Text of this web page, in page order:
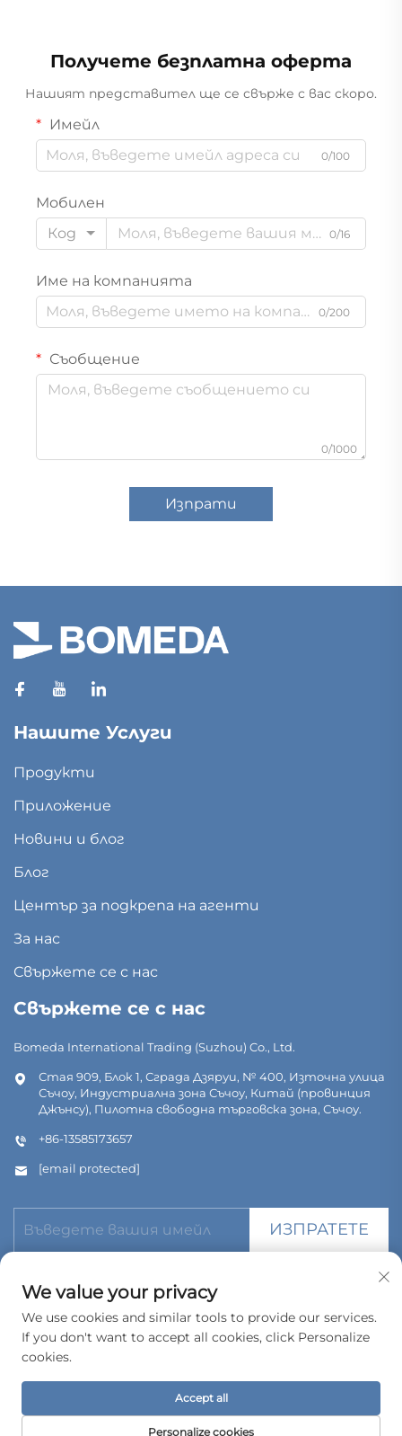
Получете безплатна оферта
Нашият представител ще се свърже с вас скоро.
Имейл
0/100
Мобилен
Код
0/16
Име на компанията
0/200
Съобщение
0/1000
Изпрати
Нашите Услуги
Продукти
Приложение
Новини и блог
Блог
Център за подкрепа на агенти
За нас
Свържете се с нас
Свържете се с нас
Bomeda International Trading (Suzhou) Co., Ltd.
Стая 909, Блок 1, Сграда Дзяруи, № 400, Източна улица
Съчоу, Индустриална зона Съчоу, Китай (провинция
Джънсу), Пилотна свободна търговска зона, Съчоу.
+86-13585173657
[email protected]
ИЗПРАТЕТЕ
© Всички права запазени. Bomeda International Trading
Политика за поверителност
We value your privacy
We use cookies and similar tools to provide our services.
If you don't want to accept all cookies, click Personalize
cookies.
Personalize cookies
Accept all